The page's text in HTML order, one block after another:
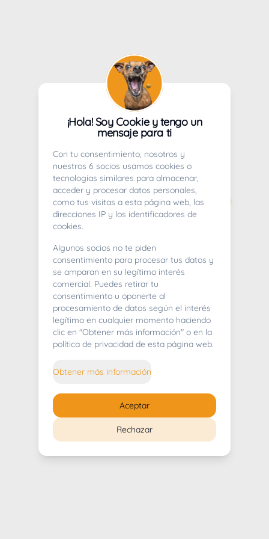
404
Whoops! Lo sentimos mucho.
¡Hola! Soy Cookie y tengo un
mensaje para ti
Con tu consentimiento, nosotros y
nuestros 6 socios usamos cookies o
tecnologías similares para almacenar,
acceder y procesar datos personales,
como tus visitas a esta página web, las
direcciones IP y los identificadores de
cookies.
Algunos socios no te piden
consentimiento para procesar tus datos y
se amparan en su legítimo interés
comercial. Puedes retirar tu
consentimiento u oponerte al
procesamiento de datos según el interés
legítimo en cualquier momento haciendo
clic en "Obtener más información" o en la
política de privacidad de esta página web.
Obtener más información
Rechazar
Aceptar